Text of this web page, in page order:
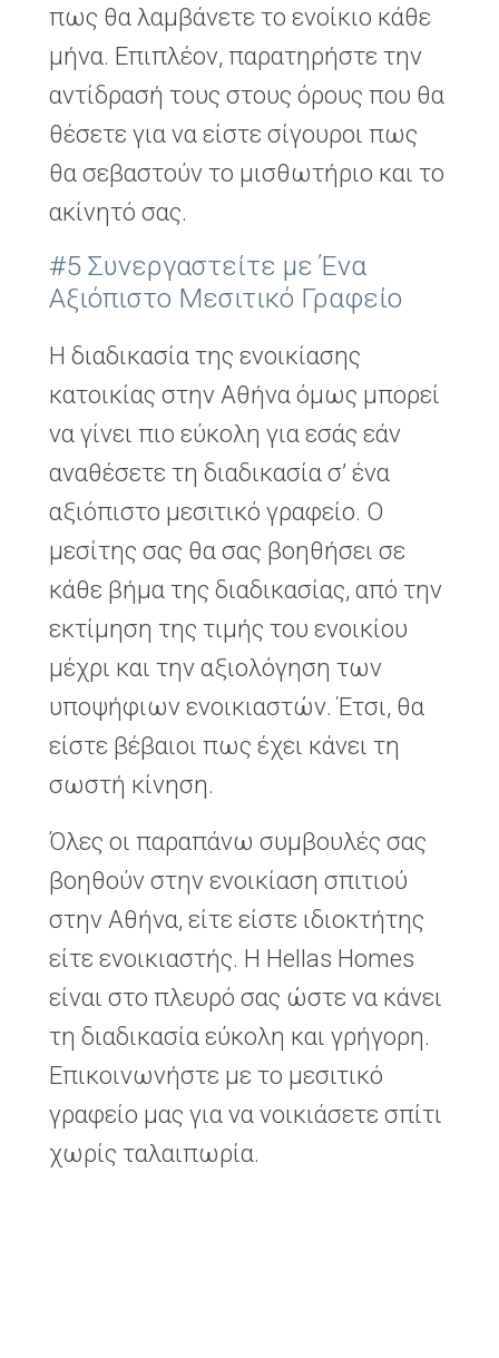
πως θα λαμβάνετε το ενοίκιο κάθε
μήνα. Επιπλέον, παρατηρήστε την
αντίδρασή τους στους όρους που θα
θέσετε για να είστε σίγουροι πως
θα σεβαστούν το μισθωτήριο και το
ακίνητό σας.
#5 Συνεργαστείτε με Ένα
Αξιόπιστο Μεσιτικό Γραφείο
Η διαδικασία της ενοικίασης
κατοικίας στην Αθήνα όμως μπορεί
να γίνει πιο εύκολη για εσάς εάν
αναθέσετε τη διαδικασία σ’ ένα
αξιόπιστο μεσιτικό γραφείο. Ο
μεσίτης σας θα σας βοηθήσει σε
κάθε βήμα της διαδικασίας, από την
εκτίμηση της τιμής του ενοικίου
μέχρι και την αξιολόγηση των
υποψήφιων ενοικιαστών. Έτσι, θα
είστε βέβαιοι πως έχει κάνει τη
σωστή κίνηση.
Όλες οι παραπάνω συμβουλές σας
βοηθούν στην ενοικίαση σπιτιού
στην Αθήνα, είτε είστε ιδιοκτήτης
είτε ενοικιαστής. Η Hellas Homes
είναι στο πλευρό σας ώστε να κάνει
τη διαδικασία εύκολη και γρήγορη.
Επικοινωνήστε με το μεσιτικό
γραφείο μας για να νοικιάσετε σπίτι
χωρίς ταλαιπωρία.